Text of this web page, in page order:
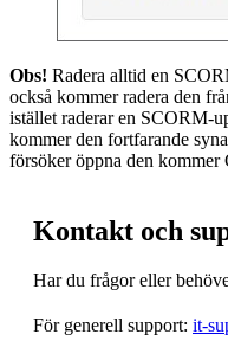
Obs! Radera alltid en
också kommer radera den
istället raderar en SCORM-
kommer den fortfarande
försöker öppna den kommer
Kontakt och
Har du frågor eller
För generell support: it-